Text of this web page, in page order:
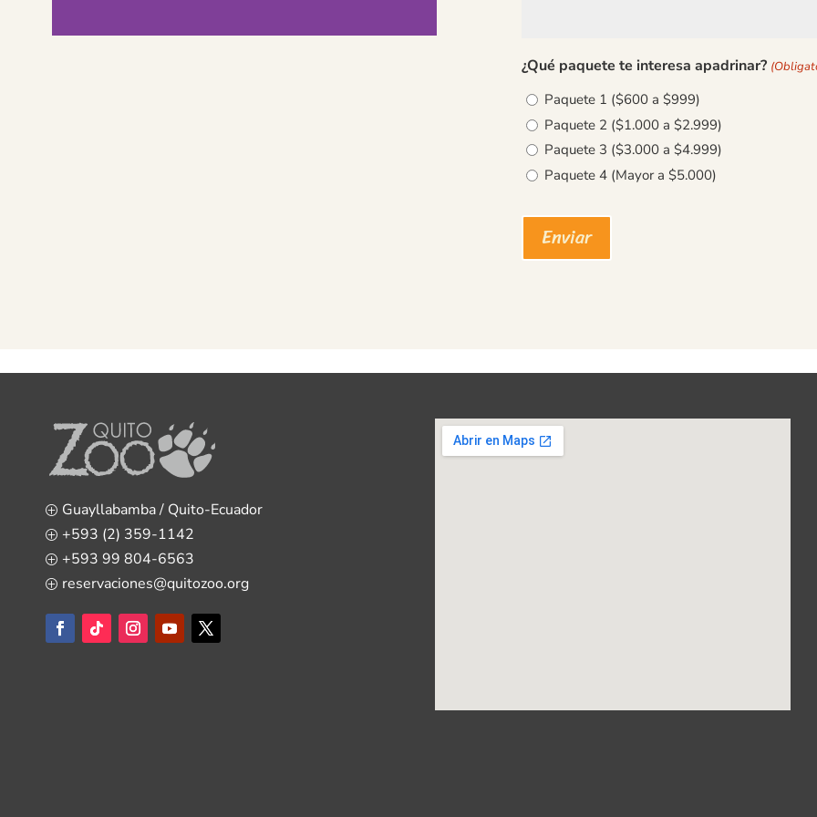
⁠¿Qué paquete te interesa apadrinar?
Paquete 1 ($600 a $999)
Paquete 2 ($1.000 a $2.999)
Paquete 3 ($3.000 a $4.999)
Paquete 4 (Mayor a $5.000)
P Guayllabamba / Quito-Ecuador
P +593 (2) 359-1142
P +593 99 804-6563
P reservaciones@quitozoo.org